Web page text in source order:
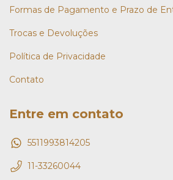
Formas de Pagamento e Prazo de
Trocas e Devoluções
Política de Privacidade
Contato
Entre em contato
5511993814205
11-33260044